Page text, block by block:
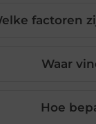
factoren
Waar
Hoe